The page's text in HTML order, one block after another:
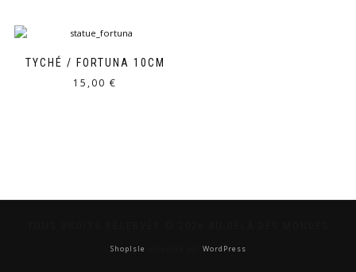
TYCHÉ / FORTUNA 10CM
15,00 €
ShopIsle WordPress